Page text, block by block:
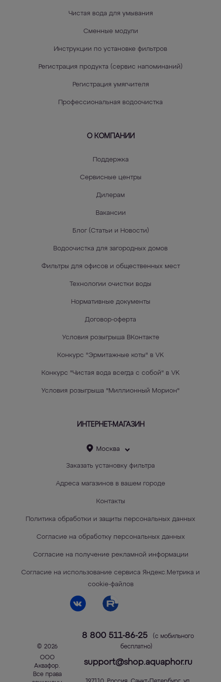
Чистая вода для умывания
Сменные модули
Инструкции по установке фильтров
Регистрация продукта (сервис напоминаний)
Регистрация умягчителя
Профессиональная водоочистка
О КОМПАНИИ
Поддержка
Сервисные центры
Дилерам
Вакансии
Блог (Статьи и Новости)
Водоочистка для загородных домов
Фильтры для офисов и общественных мест
Технологии очистки воды
Нормативные документы
Договор-оферта
Условия розыгрыша ВКонтакте
Конкурс "Эрмитажные коты" в VK
Конкурс "Чистая вода всегда с собой" в VK
Условия розыгрыша "Миллионный Морион"
ИНТЕРНЕТ-МАГАЗИН
Москва
Заказать установку фильтра
Адреса магазинов в вашем городе
Контакты
Политика обработки и защиты персональных данных
Согласие на обработку персональных данных
Согласие на получение рекламной информации
Согласие на использование сервиса Яндекс.Метрика и
cookie-файлов
© 2026
ООО
Аквафор.
Все права
8 800 511-86-25
(с мобильного
бесплатно)
support@shop.aquaphor.ru